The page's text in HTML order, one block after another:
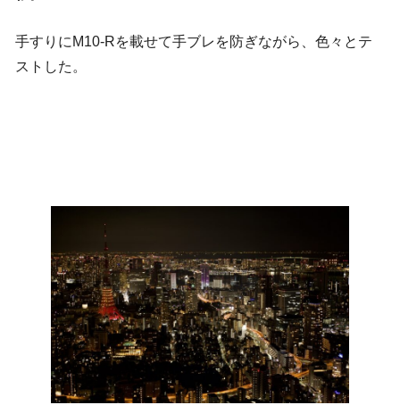
手すりにM10-Rを載せて手ブレを防ぎながら、色々とテ
ストした。